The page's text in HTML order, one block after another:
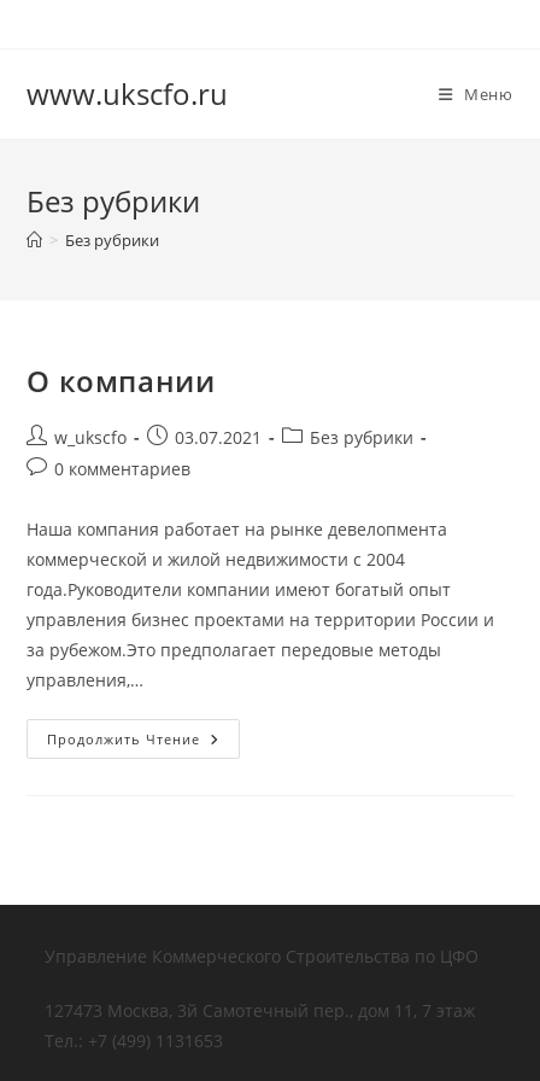
www.ukscfo.ru Меню
Без рубрики
> Без рубрики
О компании
Автор
записи:
w_ukscfo
Запись
опубликована:
03.07.2021
Рубрика
Без рубрики
Комментарии
записи:
0 комментариев
Наша компания работает на рынке девелопмента
коммерческой и жилой недвижимости с 2004
года.Руководители компании имеют богатый опыт
управления бизнес проектами на территории России и
за рубежом.Это предполагает передовые методы
управления,…
Продолжить Чтение О
Компании
Управление Коммерческого Строительства по ЦФО
127473 Москва, 3й Самотечный пер., дом 11, 7 этаж
Тел.: +7 (499) 1131653